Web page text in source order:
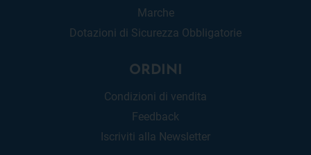
Marche
Dotazioni di Sicurezza Obbligatorie
ORDINI
Condizioni di vendita
Feedback
Iscriviti alla Newsletter